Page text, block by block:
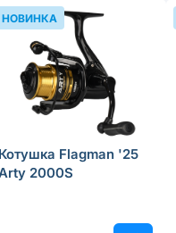
Котушка Flagman '25
2000S
НОВИНКА